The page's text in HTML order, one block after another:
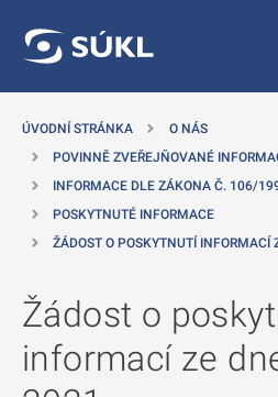
ÚVODNÍ STRÁNKA
O NÁS
POVINNĚ ZVEŘEJŇOVANÉ
INFORMACE DLE ZÁKONA Č. 106/
POSKYTNUTÉ INFORMACE
ŽÁDOST O POSKYTNUTÍ INFORMACÍ
Žádost o
informací ze